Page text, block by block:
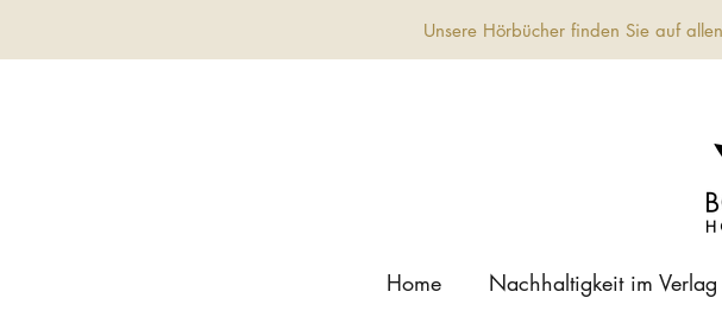
Unsere Hörbücher finden Sie auf
Home Nachhaltigkeit im Verlag